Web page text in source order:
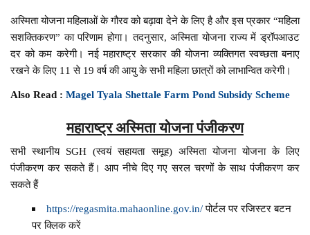
अस्मिता योजना महिलाओं के गौरव को बढ़ावा देने के लिए है और इस प्रकार “महिला
सशक्तिकरण” का परिणाम होगा। तदनुसार, अस्मिता योजना राज्य में ड्रॉपआउट
दर को कम करेगी। नई महाराष्ट्र सरकार की योजना व्यक्तिगत स्वच्छता बनाए
रखने के लिए 11 से 19 वर्ष की आयु के सभी महिला छात्रों को लाभान्वित करेगी।
Also Read :Magel Tyala Shettale Farm Pond Subsidy Scheme
महाराष्ट्र अस्मिता योजना पंजीकरण
सभी स्थानीय SGH (स्वयं सहायता समूह) अस्मिता योजना योजना के लिए
पंजीकरण कर सकते हैं। आप नीचे दिए गए सरल चरणों के साथ पंजीकरण कर
सकते हैं
https://regasmita.mahaonline.gov.in/पोर्टल पर रजिस्टर बटन
पर क्लिक करें